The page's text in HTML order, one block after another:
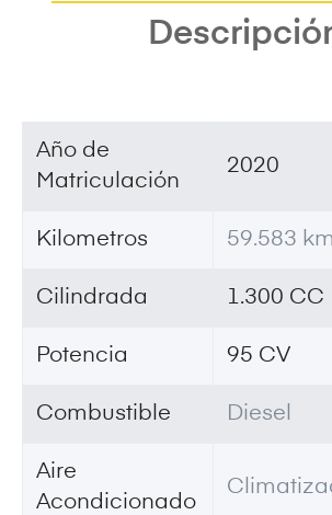
Año de
Matriculación
2020
Kilometros 59.583 km
Cilindrada 1.300 CC
Potencia 95 CV
Combustible Diesel
Aire
Acondicionado